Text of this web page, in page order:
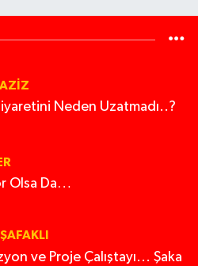
Neden Uzatmadı..?
Olsa Da…
ve Proje Çalıştayı... Şaka